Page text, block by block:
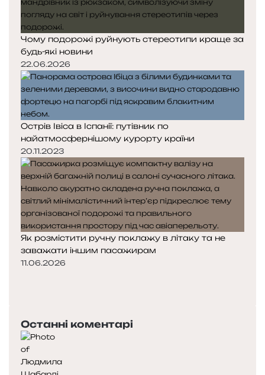
Чому подорожі руйнують стереотипи краще за
будь-які новини
22.06.2026
Острів Івіса в Іспанії: путівник по
найатмосфернішому курорту країни
20.11.2023
Як розмістити ручну поклажу в літаку та не
заважати іншим пасажирам
11.06.2026
Останні коментарі